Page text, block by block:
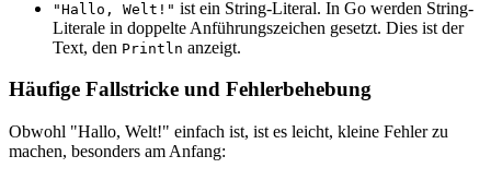
"Hallo, Welt!" ist ein String-Literal. In Go werden String-
Literale in doppelte Anführungszeichen gesetzt. Dies ist der
Text, den Println anzeigt.
Häufige Fallstricke und Fehlerbehebung
Obwohl "Hallo, Welt!" einfach ist, ist es leicht, kleine Fehler zu
machen, besonders am Anfang: